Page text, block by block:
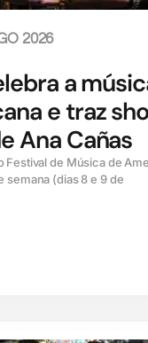
2026
a
e traz
Ana Cañas
Festival de Música de
semana (dias 8 e 9 de